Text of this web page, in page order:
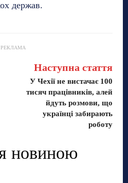
держав.
РЕКЛАМА
Наступна стаття
У Чехії не вистачає 100
тисяч працівників, алей
йдуть розмови, що
українці забирають
роботу
новиною